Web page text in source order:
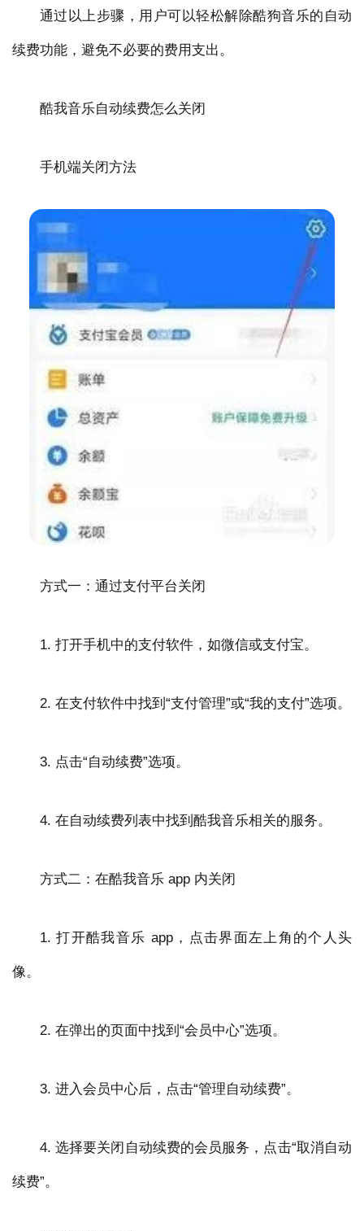
通过以上步骤，用户可以轻松解除酷狗音乐的自动
续费功能，避免不必要的费用支出。
酷我音乐自动续费怎么关闭
手机端关闭方法
方式一：通过支付平台关闭
1. 打开手机中的支付软件，如微信或支付宝。
2. 在支付软件中找到“支付管理”或“我的支付”选项。
3. 点击“自动续费”选项。
4. 在自动续费列表中找到酷我音乐相关的服务。
方式二：在酷我音乐 app 内关闭
1. 打开酷我音乐 app，点击界面左上角的个人头
像。
2. 在弹出的页面中找到“会员中心”选项。
3. 进入会员中心后，点击“管理自动续费”。
4. 选择要关闭自动续费的会员服务，点击“取消自动
续费”。